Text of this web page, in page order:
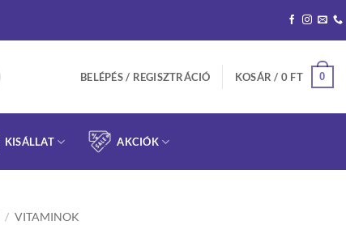
BELÉPÉS / REGISZTRÁCIÓ KOSÁR / 0 FT 0
KISÁLLAT AKCIÓK
/ VITAMINOK